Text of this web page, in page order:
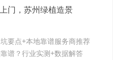
门，苏州绿植造景
要点+本地靠谱服务商推荐
谱？行业实测+数据解答